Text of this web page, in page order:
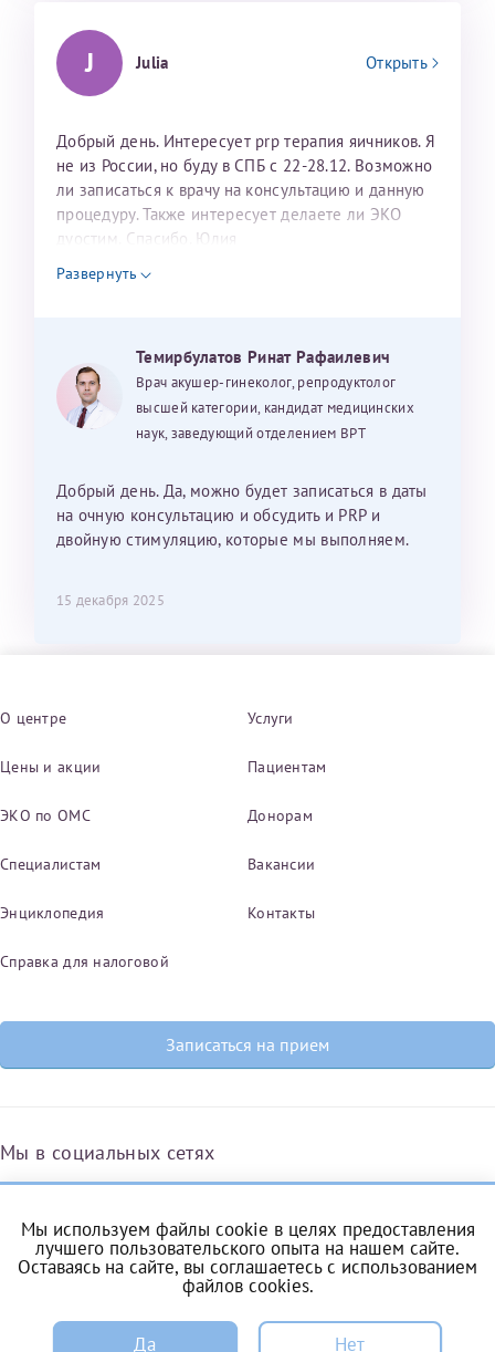
J Julia Открыть
Добрый день. Интересует prp терапия яичников. Я
не из России, но буду в СПБ с 22-28.12. Возможно
ли записаться к врачу на консультацию и данную
процедуру. Также интересует делаете ли ЭКО
дуостим. Спасибо. Юлия
Развернуть
Темирбулатов Ринат Рафаилевич
Врач акушер-гинеколог, репродуктолог
высшей категории, кандидат медицинских
наук, заведующий отделением ВРТ
Добрый день. Да, можно будет записаться в даты
на очную консультацию и обсудить и PRP и
двойную стимуляцию, которые мы выполняем.
15 декабря 2025
О центре Услуги
Цены и акции Пациентам
ЭКО по ОМС Донорам
Специалистам Вакансии
Энциклопедия Контакты
Справка для налоговой
Записаться на прием
Мы в социальных сетях
Вконтакте ОдноклассникиЯндекс.Дзен Telegram Max
Комендантский проспект, 53/1A
Мы используем файлы cookie в целях предоставления
лучшего пользовательского опыта на нашем сайте.
Оставаясь на сайте, вы соглашаетесь с использованием
файлов cookies.
Да Нет
ЗАПИСЬ